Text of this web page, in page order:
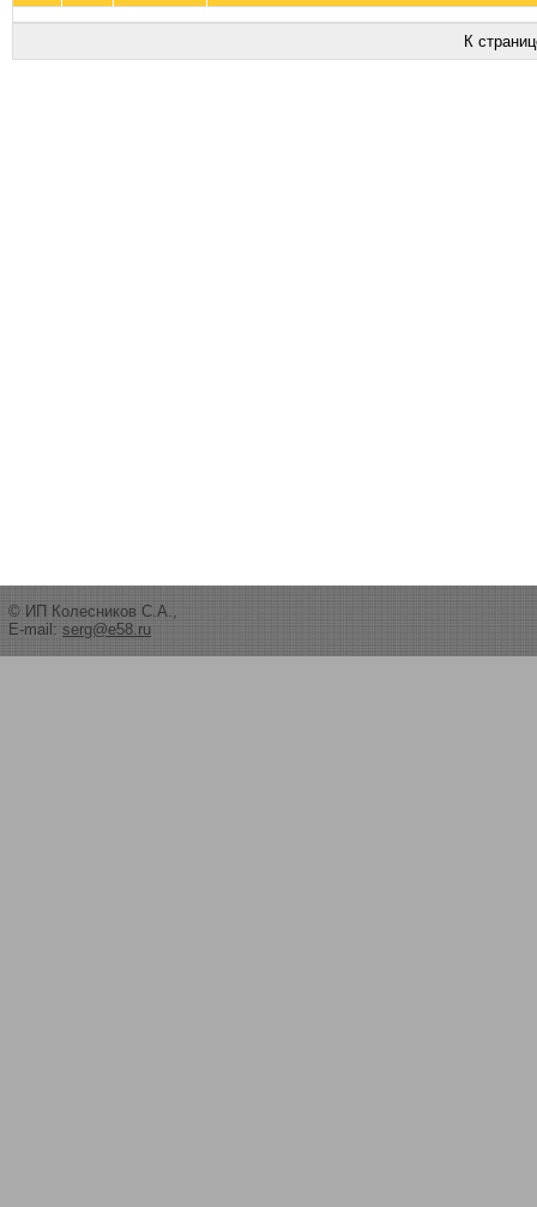
К
© ИП Колесников С.А.,
E-mail: serg@e58.ru